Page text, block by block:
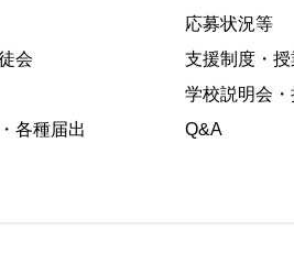
会
各種届出
応募状況等
支援制度・
学校説明会
Q&A